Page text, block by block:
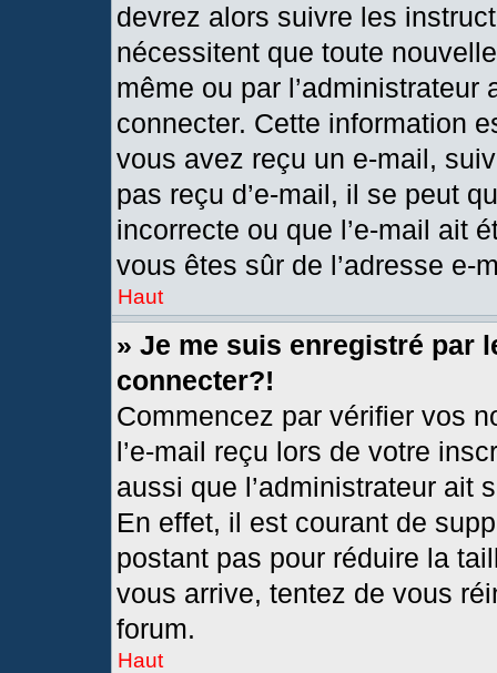
devrez alors suivre les
nécessitent que toute
même ou par
connecter. Cette information
vous avez reçu un e-mail,
pas reçu d’e-mail, il se peut
incorrecte ou que l’e-mail ait
vous êtes sûr de l’adresse e-
Haut
» Je me suis enregistré par
connecter?!
Commencez par vérifier vos
l’e-mail reçu lors de votre
aussi que l’administrateur ait
En effet, il est courant de
postant pas pour réduire la
vous arrive, tentez de vous
forum.
Haut